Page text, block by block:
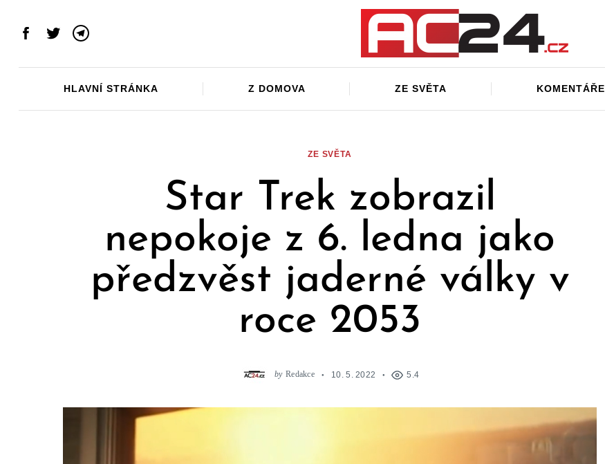
Facebook
TwitterTelegram
HLAVNÍ STRÁNKA Z DOMOVA ZE SVĚTA KOMENTÁŘE
ZE SVĚTA
Star Trek zobrazil
nepokoje z 6. ledna jako
předzvěst jaderné války v
roce 2053
by Redakce 10. 5. 2022 5.4